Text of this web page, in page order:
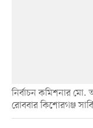
নির্বাচন কমিশনার মো.
রোববার কিশোরগঞ্জ